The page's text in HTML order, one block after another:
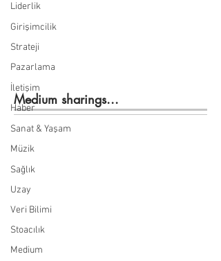
Liderlik
Girişimcilik
Strateji
Pazarlama
İletişim
Haber
Sanat & Yaşam
Müzik
Sağlık
Uzay
Veri Bilimi
Stoacılık
Medium
Medium sharings...